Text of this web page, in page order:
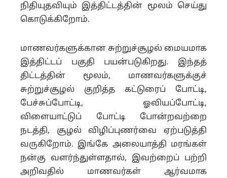
நிதியுதவியும் இத்திட்டத்தின் மூலம் செய்து
கொடுக்கிறோம்.
மாணவர்களுக்கான சுற்றுச்சூழல் மையமாக
இத்திட்டப் பகுதி பயன்படுகிறது. இந்தத்
திட்டத்தின் மூலம், மாணவர்களுக்குச்
சுற்றுச்சூழல் குறித்த கட்டுரைப் போட்டி,
பேச்சுப்போட்டி, ஓவியப்போட்டி,
விளையாட்டுப் போட்டி போன்றவற்றை
நடத்தி, சூழல் விழிப்புணர்வை ஏற்படுத்தி
வருகிறோம். இங்கே அலையாத்தி மரங்கள்
நன்கு வளர்ந்துள்ளதால், இவற்றைப் பற்றி
அறிவதில் மாணவர்கள் ஆர்வமாக